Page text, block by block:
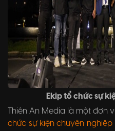
Ekip tổ chức sự
Thiên An Media là một đơn
chức sự kiện chuyên nghiệp